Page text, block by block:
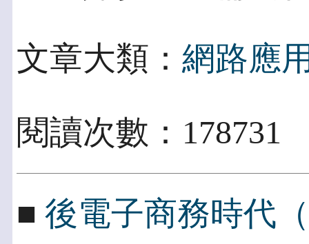
文章大類： 網路應
閱讀次數：
■ 後電子商務時代